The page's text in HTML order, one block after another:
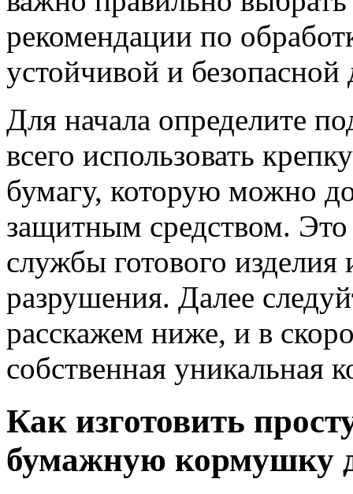
рекомендации по
устойчивой и безопасной
Для начала определите
всего использовать
бумагу, которую можно
защитным средством.
службы готового изделия
разрушения. Далее
расскажем ниже, и в
собственная уникальная
Как изготовить
бумажную кормушку